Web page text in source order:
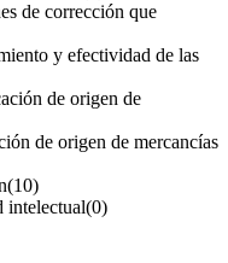
de corrección que
y efectividad de las
de origen de
de origen de mercancías
(10)
(0)